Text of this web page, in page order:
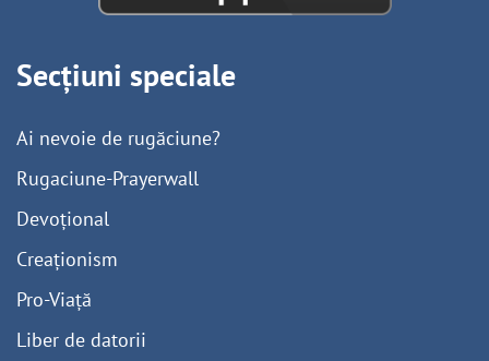
Secțiuni speciale
Ai nevoie de rugăciune?
Rugaciune-Prayerwall
Devoțional
Creaționism
Pro-Viață
Liber de datorii